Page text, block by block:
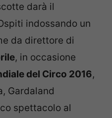
darà il
indossando un
da direttore di
, in occasione
del Circo 2016,
Gardaland
spettacolo al